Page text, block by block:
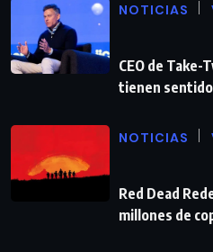
NOTICIAS
CEO de Take-
tienen
NOTICIAS
Red Dead
millones de